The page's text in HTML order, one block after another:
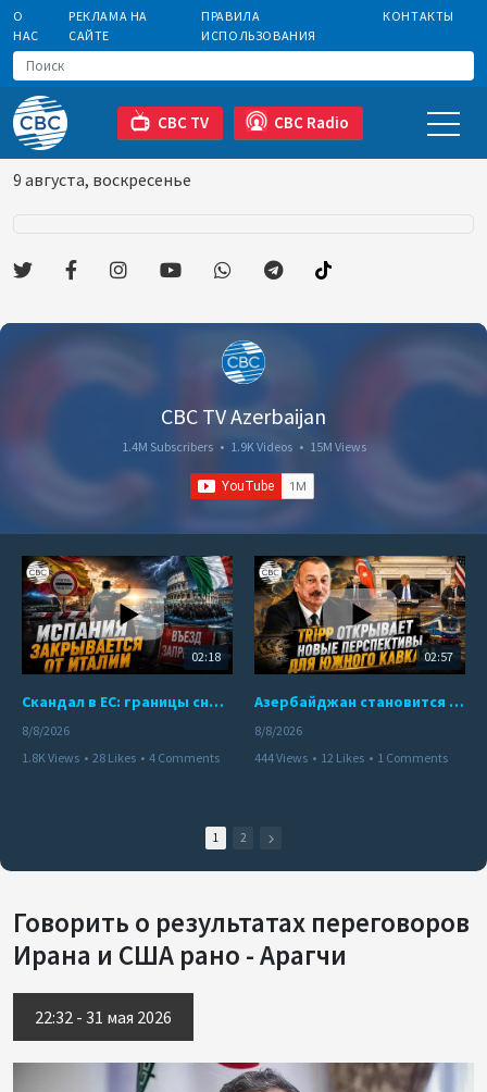
О
НАС
РЕКЛАМА НА
САЙТЕ
ПРАВИЛА
ИСПОЛЬЗОВАНИЯ
КОНТАКТЫ
CBC TV CBC Radio
9 августа, воскресенье
CBC TV Azerbaijan
1.4M Subscribers • 1.9K Videos • 15M Views
02:18
Скандал в ЕС: границы снова под контролем
8/8/2026
1.8K Views • 28 Likes • 4 Comments
02:57
Азербайджан становится мостом между Востоком и Западом
8/8/2026
444 Views • 12 Likes • 1 Comments
1 2
Говорить о результатах переговоров
Ирана и США рано - Арагчи
22:32 - 31 мая 2026